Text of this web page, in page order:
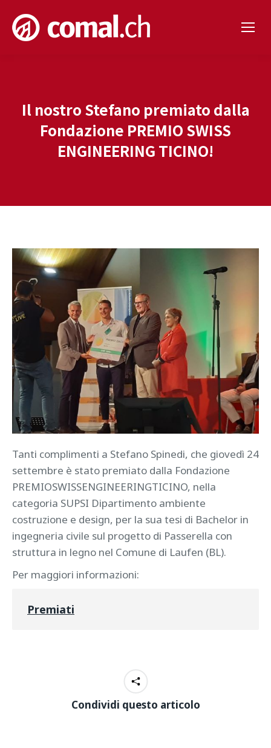
Il nostro Stefano premiato dalla
Fondazione PREMIO SWISS
ENGINEERING TICINO!
Tanti complimenti a Stefano Spinedi, che giovedì 24
settembre è stato premiato dalla Fondazione
PREMIOSWISSENGINEERINGTICINO, nella
categoria SUPSI Dipartimento ambiente
costruzione e design, per la sua tesi di Bachelor in
ingegneria civile sul progetto di Passerella con
struttura in legno nel Comune di Laufen (BL).
Per maggiori informazioni:
Premiati
Condividi questo articolo